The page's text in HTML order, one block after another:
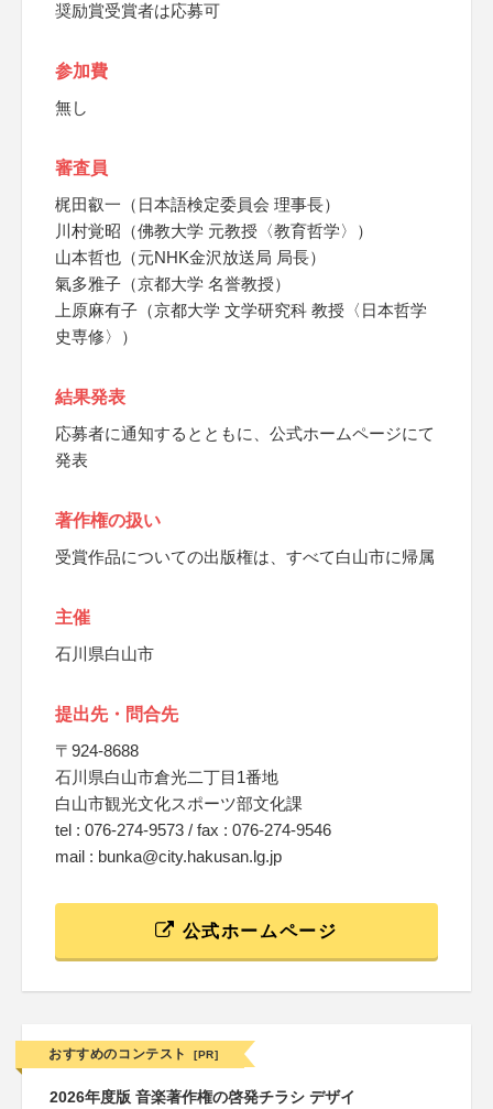
奨励賞受賞者は応募可
参加費
無し
審査員
梶田叡一（日本語検定委員会 理事長）
川村覚昭（佛教大学 元教授〈教育哲学〉）
山本哲也（元NHK金沢放送局 局長）
氣多雅子（京都大学 名誉教授）
上原麻有子（京都大学 文学研究科 教授〈日本哲学
史専修〉）
結果発表
応募者に通知するとともに、公式ホームページにて
発表
著作権の扱い
受賞作品についての出版権は、すべて白山市に帰属
主催
石川県白山市
提出先・問合先
〒924-8688
石川県白山市倉光二丁目1番地
白山市観光文化スポーツ部文化課
tel : 076-274-9573 / fax : 076-274-9546
mail : bunka@city.hakusan.lg.jp
公式ホームページ
おすすめのコンテスト [PR]
2026年度版 音楽著作権の啓発チラシ デザイ